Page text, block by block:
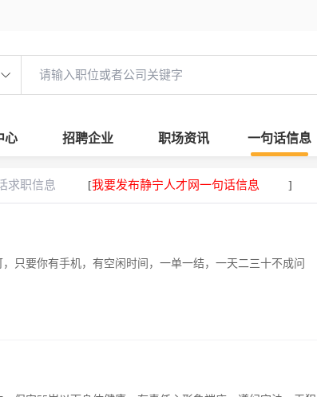
心 招聘企业 职场资讯 一句话信息
求职信息 [我要发布静宁人才网一句话信息 ]
只要你有手机，有空闲时间，一单一结，一天二三十不成问